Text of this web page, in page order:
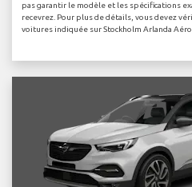
pas garantir le modèle et les spécifications
recevrez. Pour plus de détails, vous devez
voitures indiquée sur Stockholm Arlanda